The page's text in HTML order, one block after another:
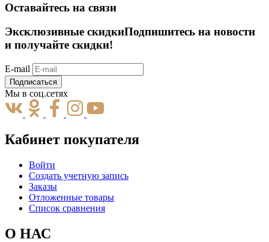
Оставайтесь на связи
Эксклюзивные скидкиПодпишитесь на новости
и получайте скидки!
E-mail
Подписаться
Мы в соц.сетях
Кабинет покупателя
Войти
Создать учетную запись
Заказы
Отложенные товары
Список сравнения
О НАС